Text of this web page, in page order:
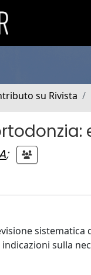
su Rivista
;
sulla